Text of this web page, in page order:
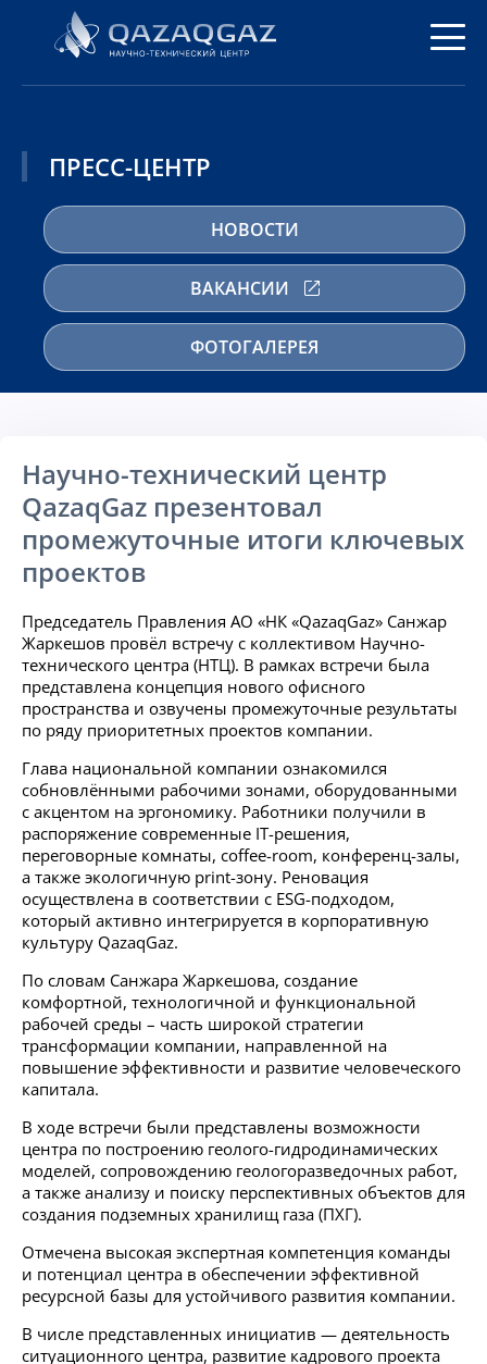
ПРЕСС-ЦЕНТР
НОВОСТИ
ВАКАНСИИ
ФОТОГАЛЕРЕЯ
Научно-технический центр
QazaqGaz презентовал
промежуточные итоги ключевых
проектов
Председатель Правления АО «НК «QazaqGaz» Санжар
Жаркешов провёл встречу с коллективом Научно-
технического центра (НТЦ). В рамках встречи была
представлена концепция нового офисного
пространства и озвучены промежуточные результаты
по ряду приоритетных проектов компании.
Глава национальной компании ознакомился
собновлёнными рабочими зонами, оборудованными
с акцентом на эргономику. Работники получили в
распоряжение современные IT-решения,
переговорные комнаты, coffee-room, конференц-залы,
а также экологичную print-зону. Реновация
осуществлена в соответствии с ESG-подходом,
который активно интегрируется в корпоративную
культуру QazaqGaz.
По словам Санжара Жаркешова, создание
комфортной, технологичной и функциональной
рабочей среды – часть широкой стратегии
трансформации компании, направленной на
повышение эффективности и развитие человеческого
капитала.
В ходе встречи были представлены возможности
центра по построению геолого-гидродинамических
моделей, сопровождению геологоразведочных работ,
а также анализу и поиску перспективных объектов для
создания подземных хранилищ газа (ПХГ).
Отмечена высокая экспертная компетенция команды
и потенциал центра в обеспечении эффективной
ресурсной базы для устойчивого развития компании.
В числе представленных инициатив — деятельность
ситуационного центра, развитие кадрового проекта